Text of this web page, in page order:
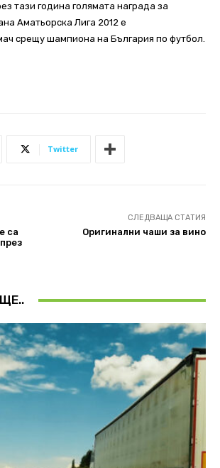
тази година голямата награда за
Аматьорска Лига 2012 е
срещу шампиона на България по футбол.
Twitter
са
СЛЕДВАЩА СТАТИЯ
Оригинални чаши за вино